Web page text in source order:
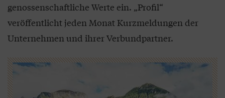
genossenschaftliche Werte ein. „Profil“
veröffentlicht jeden Monat Kurzmeldungen der
Unternehmen und ihrer Verbundpartner.